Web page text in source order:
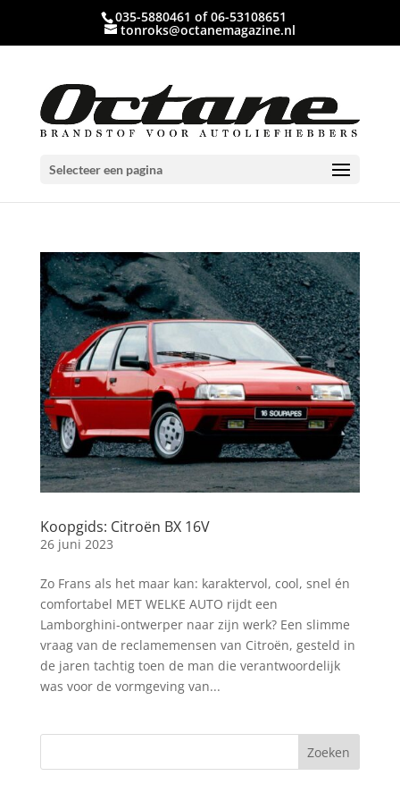
035-5880461 of 06-53108651
tonroks@octanemagazine.nl
Selecteer een pagina
Koopgids: Citroën BX 16V
26 juni 2023
Zo Frans als het maar kan: karaktervol, cool, snel én
comfortabel MET WELKE AUTO rijdt een
Lamborghini-ontwerper naar zijn werk? Een slimme
vraag van de reclamemensen van Citroën, gesteld in
de jaren tachtig toen de man die verantwoordelijk
was voor de vormgeving van...